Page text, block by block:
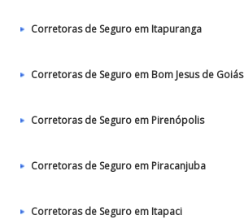
Corretoras de Seguro em Itapuranga
Corretoras de Seguro em Bom Jesus de Goiás
Corretoras de Seguro em Pirenópolis
Corretoras de Seguro em Piracanjuba
Corretoras de Seguro em Itapaci